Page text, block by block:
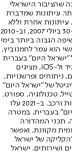
שהציבור הישראלי
עיתונות שמדברת
עיתונות אחרת וללא
תשלום. המהדורה המודפסת הראשונה פורסמה ב-30 ביולי 2007, וב-2010
הגבוה ביותר בימי
הוא עמר לחמנוביץ,
"ישראל היום" בעברית
ובאנגלית, כמו כן היישומונים (אפליקציות) לאנדרואיד ול-iOS, מציגים
ניתוחים ופרשנויות,
של "ישראל היום"
טכנולוגיה, ספורט,
כלכלה וצרכנות, בריאות, חיילים, אוכל, יהדות, תיירות ורכב. ב-2021 עלו
בעברית, במטרה
תכני המהדורה
מקוונת, ואפשר
של ישראל
ושירותים. ישראל